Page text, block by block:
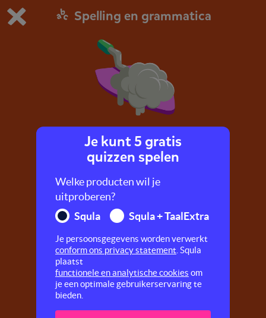
Dit is de gratis demo van Squla.
Bestel nu
0
Spelling en grammatica
Voegwoord
Deze gaat quiz over voegwoorden.
Je kunt 5 gratis
quizzen spelen
Welke producten wil je
uitproberen?
Squla
Squla + TaalExtra
Je persoonsgegevens worden verwerkt
conform ons privacy statement . Squla
plaatst
functionele en analytische cookies om
je een optimale gebruikerservaring te
bieden.